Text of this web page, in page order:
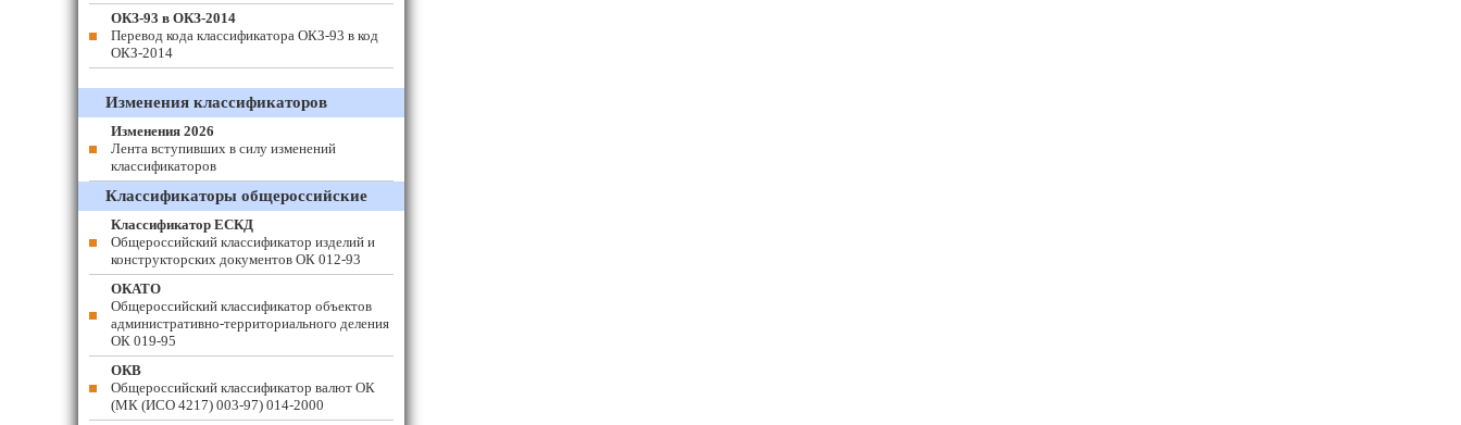
ОКЗ-93 в ОКЗ-2014
Перевод кода классификатора ОКЗ-93 в код
ОКЗ-2014
Изменения классификаторов
Изменения 2026
Лента вступивших в силу изменений
классификаторов
Классификаторы общероссийские
Классификатор ЕСКД
Общероссийский классификатор изделий и
конструкторских документов ОК 012-93
ОКАТО
Общероссийский классификатор объектов
административно-территориального деления
ОК 019-95
ОКВ
Общероссийский классификатор валют ОК
(МК (ИСО 4217) 003-97) 014-2000